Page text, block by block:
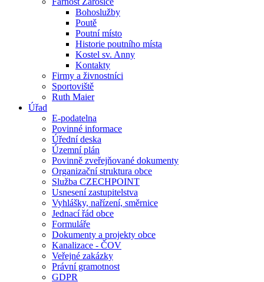
Bohoslužby
Poutě
Poutní místo
Historie poutního místa
Kostel sv. Anny
Kontakty
Firmy a živnostníci
Sportoviště
Ruth Maier
Úřad
E-podatelna
Povinné informace
Úřední deska
Územní plán
Povinně zveřejňované dokumenty
Organizační struktura obce
Služba CZECHPOINT
Usnesení zastupitelstva
Vyhlášky, nařízení, směrnice
Jednací řád obce
Formuláře
Dokumenty a projekty obce
Kanalizace - ČOV
Veřejné zakázky
Právní gramotnost
GDPR